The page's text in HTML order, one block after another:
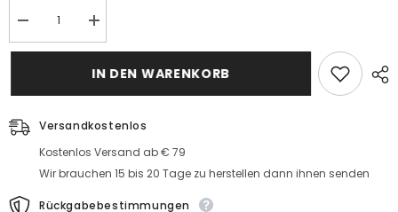
Schöne
Cocktailkleider
Mit
MengeSchöne
Cocktailkleider
Kurz
Abendkleider
Mit
Spitze
IN DEN WARENKORB
Versandkostenlos
Kostenlos Versand ab € 79
Wir brauchen 15 bis 20 Tage zu herstellen dann ihnen senden
Rückgabebestimmungen